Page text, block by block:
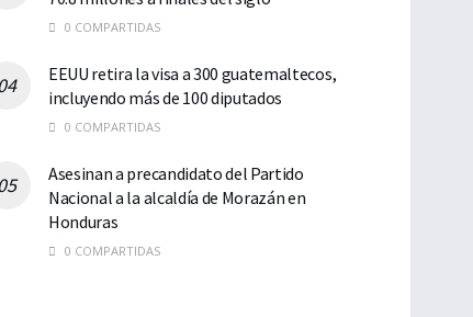
0 COMPARTIDAS
EEUU retira la visa a 300 guatemaltecos,
incluyendo más de 100 diputados
0 COMPARTIDAS
Asesinan a precandidato del Partido
Nacional a la alcaldía de Morazán en
Honduras
0 COMPARTIDAS